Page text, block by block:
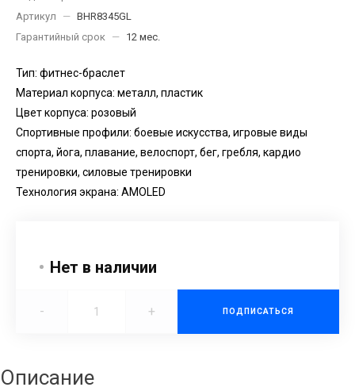
Артикул
— BHR8345GL
Гарантийный срок
— 12 мес.
Тип: фитнес-браслет
Материал корпуса: металл, пластик
Цвет корпуса: розовый
Спортивные профили: боевые искусства, игровые виды
спорта, йога, плавание, велоспорт, бег, гребля, кардио
тренировки, силовые тренировки
Технология экрана: AMOLED
Нет в наличии
- + ПОДПИСАТЬСЯ
Описание